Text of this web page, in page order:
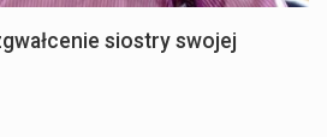
siostry swojej